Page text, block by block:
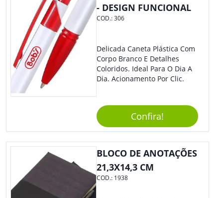
- DESIGN FUNCIONAL
COD.:306
Delicada Caneta Plástica Com
Corpo Branco E Detalhes
Coloridos. Ideal Para O Dia A
Dia. Acionamento Por Clic.
Confira!
BLOCO DE ANOTAÇÕES
21,3X14,3 CM
COD.: 1938